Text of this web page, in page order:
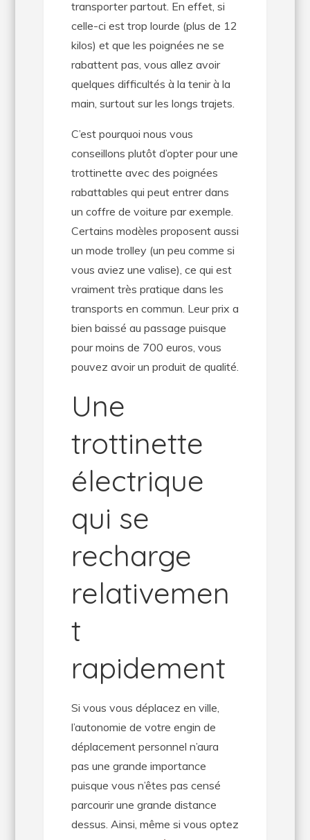
transporter partout. En effet, si
celle-ci est trop lourde (plus de 12
kilos) et que les poignées ne se
rabattent pas, vous allez avoir
quelques difficultés à la tenir à la
main, surtout sur les longs trajets.
C’est pourquoi nous vous
conseillons plutôt d’opter pour une
trottinette avec des poignées
rabattables qui peut entrer dans
un coffre de voiture par exemple.
Certains modèles proposent aussi
un mode trolley (un peu comme si
vous aviez une valise), ce qui est
vraiment très pratique dans les
transports en commun. Leur prix a
bien baissé au passage puisque
pour moins de 700 euros, vous
pouvez avoir un produit de qualité.
Une
trottinette
électrique
qui se
recharge
relativemen
t
rapidement
Si vous vous déplacez en ville,
l’autonomie de votre engin de
déplacement personnel n’aura
pas une grande importance
puisque vous n’êtes pas censé
parcourir une grande distance
dessus. Ainsi, même si vous optez